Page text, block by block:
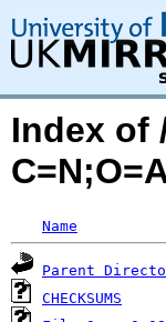
Index of
Name
Parent
CHECKSUMS